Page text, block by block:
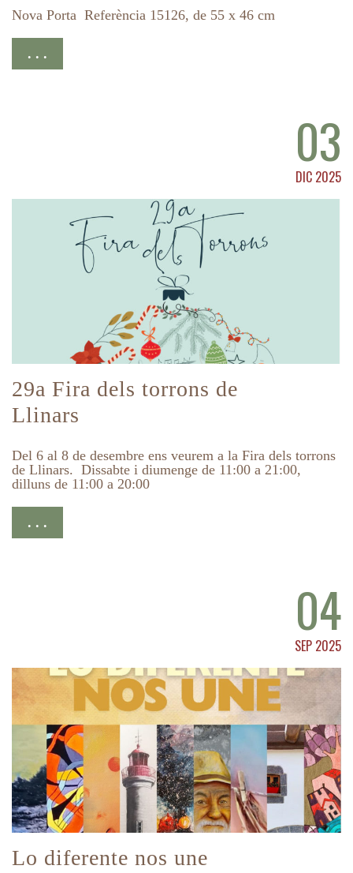
Nova Porta Referència 15126, de 55 x 46 cm
. . .
03
DIC 2025
29a Fira dels torrons de
Llinars
Del 6 al 8 de desembre ens veurem a la Fira dels torrons
de Llinars. Dissabte i diumenge de 11:00 a 21:00,
dilluns de 11:00 a 20:00
. . .
04
SEP 2025
Lo diferente nos une